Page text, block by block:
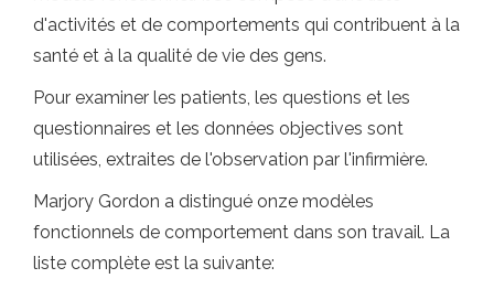
d'activités et de comportements qui contribuent à la
santé et à la qualité de vie des gens.
Pour examiner les patients, les questions et les
questionnaires et les données objectives sont
utilisées, extraites de l'observation par l'infirmière.
Marjory Gordon a distingué onze modèles
fonctionnels de comportement dans son travail. La
liste complète est la suivante: